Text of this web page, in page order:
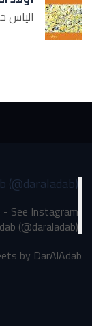
الياس
(@daraladab)
See Instagram
(@daraladab)
by DarAlAdab